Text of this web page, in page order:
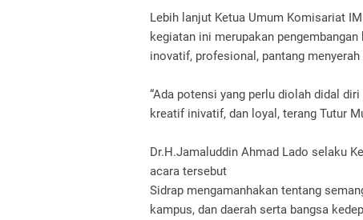
Lebih lanjut Ketua Umum Komisariat
kegiatan ini merupakan
inovatif, profesional, pantang
“Ada potensi yang perlu diolah didal
kreatif inivatif, dan loyal, terang Tutur
Dr.H.Jamaluddin Ahmad Lado selaku
acara tersebut
Sidrap mengamanhakan tentang
kampus, dan daerah serta bangsa